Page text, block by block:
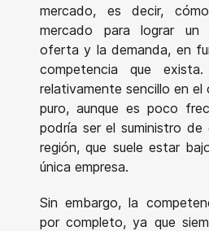
mercado, es decir,
mercado para lograr un
oferta y la demanda, en
competencia que
relativamente sencillo en el
puro, aunque es poco
podría ser el suministro de
región, que suele estar
única empresa.
Sin embargo, la
por completo, ya que